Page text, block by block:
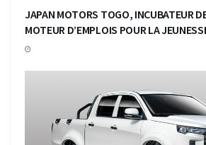
JAPAN MOTORS TOGO, INCUBATEUR
MOTEUR D’EMPLOIS POUR LA